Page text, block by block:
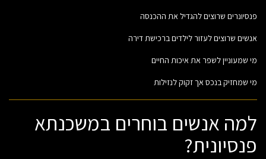
פנסיונרים שרוצים להגדיל את ההכנסה
אנשים שרוצים לעזור לילדים ברכישת דירה
מי שמעוניין לשפר את איכות החיים
מי שמחזיק בנכס אך זקוק לנזילות
למה אנשים בוחרים במשכנתא
פנסיונית?